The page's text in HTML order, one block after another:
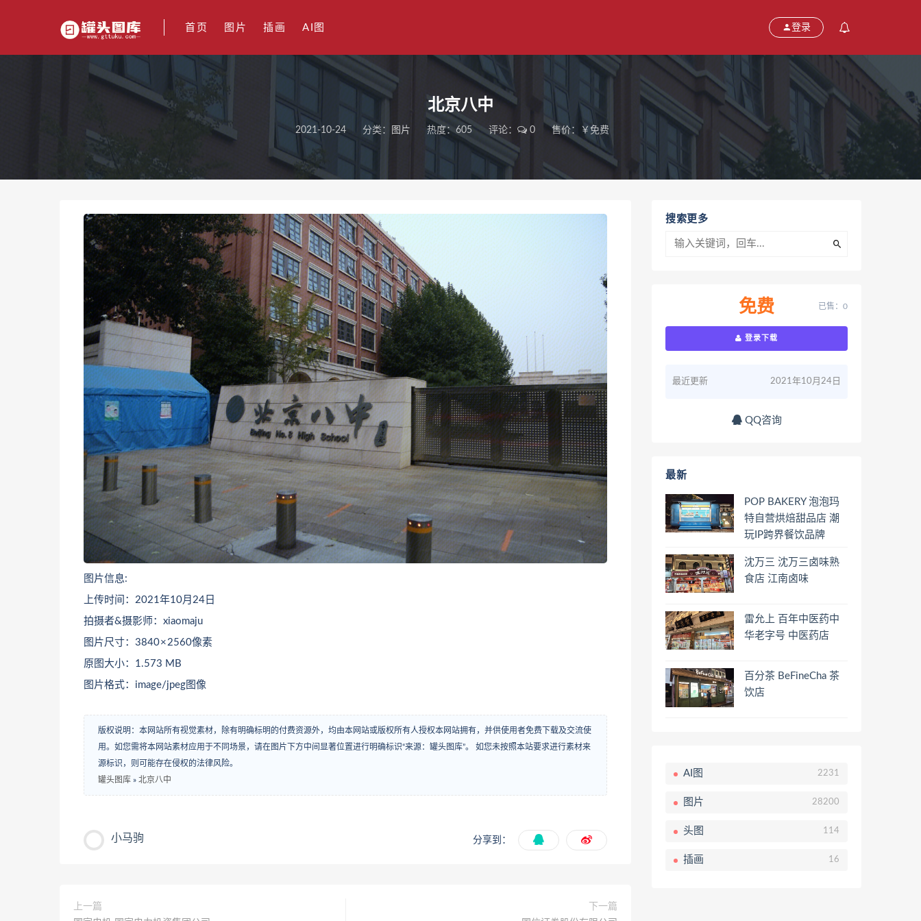
首页 图片 插画 AI图 登录
北京八中
2021-10-24 分类： 图片 热度：605 评论： 0 售价：￥免费
图片信息:
上传时间：2021年10月24日
拍摄者&摄影师：xiaomaju
图片尺寸：3840 × 2560像素
原图大小：1.573 MB
图片格式：image/jpeg图像
版权说明：本网站所有视觉素材，除有明确标明的付费资源外，均由本网站或版权所有人授权本网站拥有，并供使用者免费下载及交流使
用。如您需将本网站素材应用于不同场景，请在图片下方中间显著位置进行明确标识“来源：罐头图库”。 如您未按照本站要求进行素材来
源标识，则可能存在侵权的法律风险。
罐头图库 » 北京八中
小马驹 分享到：
上一篇
下一篇
搜索更多
免费 已售：0
登录下载
最近更新 2021年10月24日
QQ咨询
最新
POP BAKERY 泡泡玛
特自营烘焙甜品店 潮
玩IP跨界餐饮品牌
沈万三 沈万三卤味熟
食店 江南卤味
雷允上 百年中医药中
华老字号 中医药店
百分茶 BeFineCha 茶
饮店
AI图 2231
图片 28200
头图 114
插画 16